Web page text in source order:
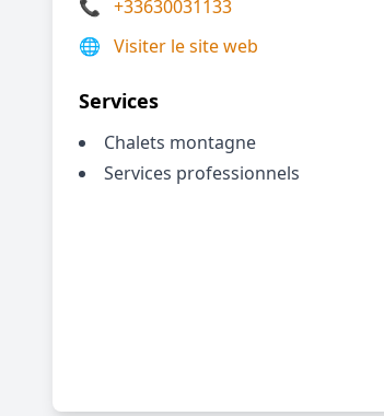
📞 +33630031133
🌐 Visiter le site web
Services
Chalets montagne
Services professionnels